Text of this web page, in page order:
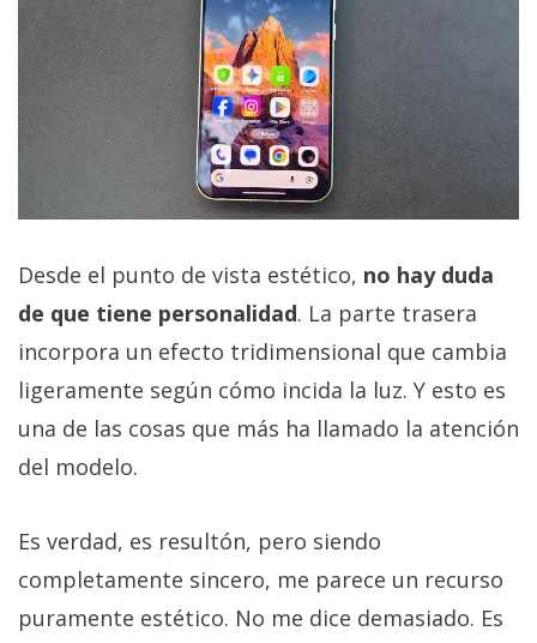
Desde el punto de vista estético, no hay duda
de que tiene personalidad. La parte trasera
incorpora un efecto tridimensional que cambia
ligeramente según cómo incida la luz. Y esto es
una de las cosas que más ha llamado la atención
del modelo.
Es verdad, es resultón, pero siendo
completamente sincero, me parece un recurso
puramente estético. No me dice demasiado. Es